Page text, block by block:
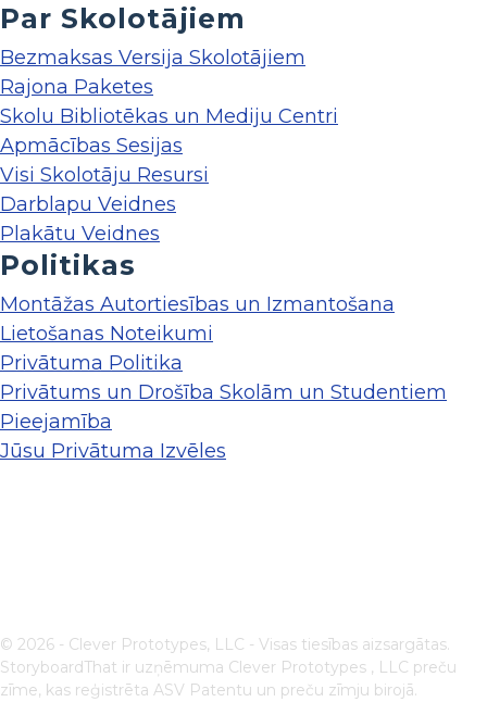
Par Skolotājiem
Bezmaksas Versija Skolotājiem
Rajona Paketes
Skolu Bibliotēkas un Mediju Centri
Apmācības Sesijas
Visi Skolotāju Resursi
Darblapu Veidnes
Plakātu Veidnes
Politikas
Montāžas Autortiesības un Izmantošana
Lietošanas Noteikumi
Privātuma Politika
Privātums un Drošība Skolām un Studentiem
Pieejamība
Jūsu Privātuma Izvēles
© 2026 - Clever Prototypes, LLC - Visas tiesības aizsargātas.
StoryboardThat ir uzņēmuma Clever Prototypes , LLC preču
zīme, kas reģistrēta ASV Patentu un preču zīmju birojā.